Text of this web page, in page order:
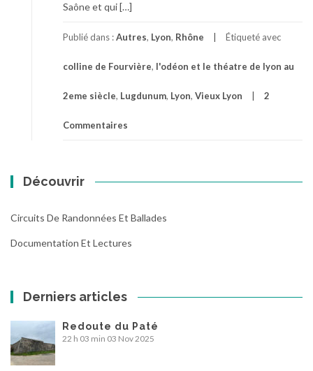
Saône et qui […]
Publié dans :Autres, Lyon, Rhône Étiqueté avec
colline de Fourvière, l'odéon et le théatre de lyon au
2eme siècle, Lugdunum, Lyon, Vieux Lyon 2
Commentaires
Découvrir
Circuits De Randonnées Et Ballades
Documentation Et Lectures
Derniers articles
Redoute du Paté
22 h 03 min 03 Nov 2025